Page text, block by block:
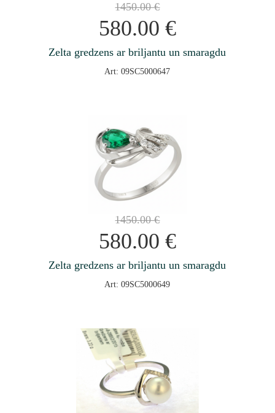
1450.00€
580.00 €
Zelta gredzens ar briljantu un smaragdu
Art: 09SC5000647
1450.00€
580.00 €
Zelta gredzens ar briljantu un smaragdu
Art: 09SC5000649